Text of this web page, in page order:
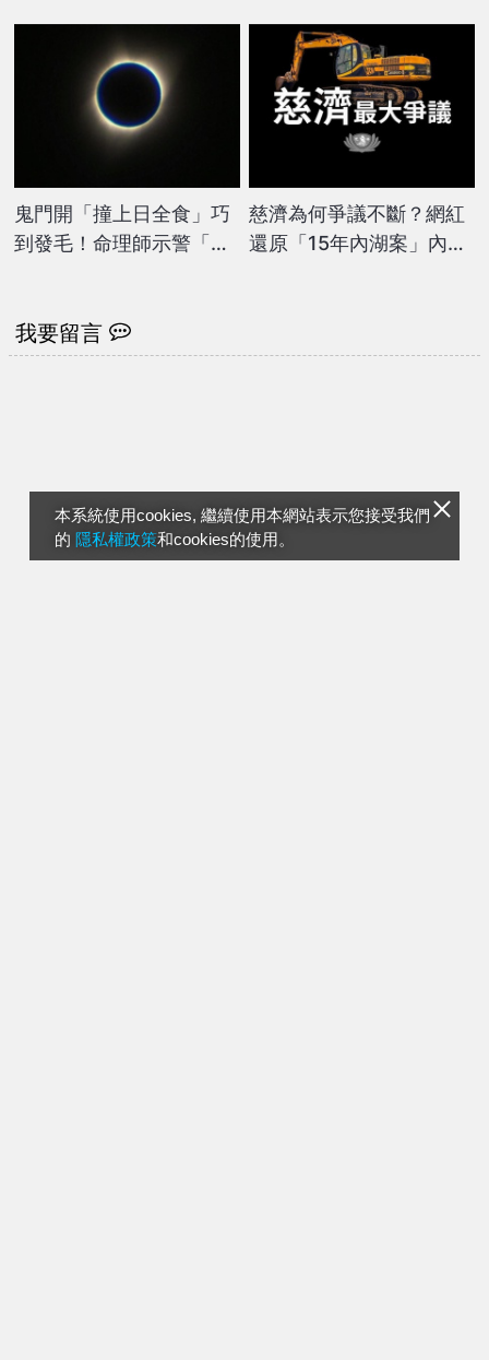
本系統使用cookies, 繼續使用本網站表示您接受我們
的 隱私權政策和cookies的使用。
鬼門開「撞上日全食」巧
到發毛！命理師示警「深
慈濟為何爭議不斷？網紅
還原「15年內湖案」內
我要留言